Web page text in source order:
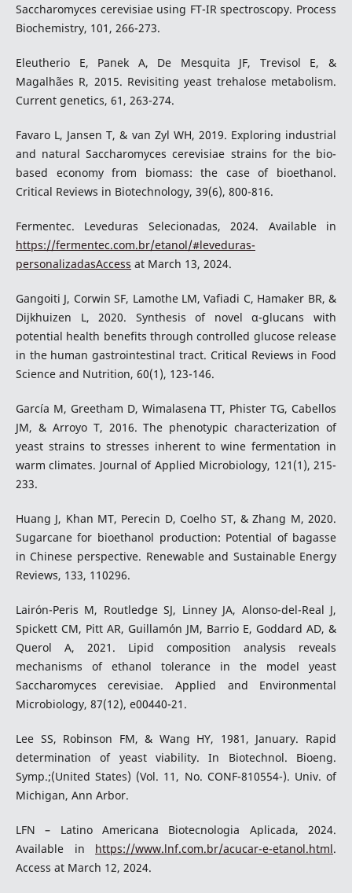
Saccharomyces cerevisiae using FT-IR spectroscopy. Process
Biochemistry, 101, 266-273.
Eleutherio E, Panek A, De Mesquita JF, Trevisol E, &
Magalhães R, 2015. Revisiting yeast trehalose metabolism.
Current genetics, 61, 263-274.
Favaro L, Jansen T, & van Zyl WH, 2019. Exploring industrial
and natural Saccharomyces cerevisiae strains for the bio-
based economy from biomass: the case of bioethanol.
Critical Reviews in Biotechnology, 39(6), 800-816.
Fermentec. Leveduras Selecionadas, 2024. Available in
https://fermentec.com.br/etanol/#leveduras-
personalizadasAccess at March 13, 2024.
Gangoiti J, Corwin SF, Lamothe LM, Vafiadi C, Hamaker BR, &
Dijkhuizen L, 2020. Synthesis of novel α-glucans with
potential health benefits through controlled glucose release
in the human gastrointestinal tract. Critical Reviews in Food
Science and Nutrition, 60(1), 123-146.
García M, Greetham D, Wimalasena TT, Phister TG, Cabellos
JM, & Arroyo T, 2016. The phenotypic characterization of
yeast strains to stresses inherent to wine fermentation in
warm climates. Journal of Applied Microbiology, 121(1), 215-
233.
Huang J, Khan MT, Perecin D, Coelho ST, & Zhang M, 2020.
Sugarcane for bioethanol production: Potential of bagasse
in Chinese perspective. Renewable and Sustainable Energy
Reviews, 133, 110296.
Lairón-Peris M, Routledge SJ, Linney JA, Alonso-del-Real J,
Spickett CM, Pitt AR, Guillamón JM, Barrio E, Goddard AD, &
Querol A, 2021. Lipid composition analysis reveals
mechanisms of ethanol tolerance in the model yeast
Saccharomyces cerevisiae. Applied and Environmental
Microbiology, 87(12), e00440-21.
Lee SS, Robinson FM, & Wang HY, 1981, January. Rapid
determination of yeast viability. In Biotechnol. Bioeng.
Symp.;(United States) (Vol. 11, No. CONF-810554-). Univ. of
Michigan, Ann Arbor.
LFN – Latino Americana Biotecnologia Aplicada, 2024.
Available in https://www.lnf.com.br/acucar-e-etanol.html.
Access at March 12, 2024.